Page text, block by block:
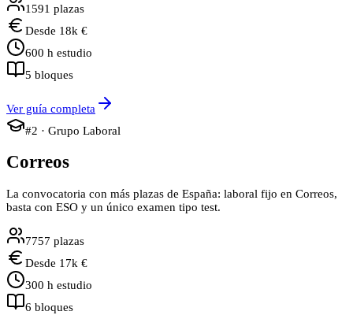
1591 plazas
Desde 18k €
600 h estudio
5 bloques
Ver guía completa
#2 · Grupo Laboral
Correos
La convocatoria con más plazas de España: laboral fijo en Correos,
basta con ESO y un único examen tipo test.
7757 plazas
Desde 17k €
300 h estudio
6 bloques